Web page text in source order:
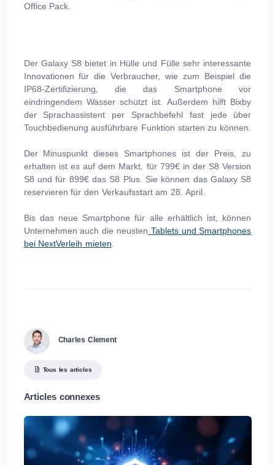
Office Pack.
Der Galaxy S8 bietet in Hülle und Fülle sehr interessante
Innovationen für die Verbraucher, wie zum Beispiel die
IP68-Zertifizierung, die das Smartphone vor
eindringendem Wasser schützt ist. Außerdem hilft Bixby
der Sprachassistent per Sprachbefehl fast jede über
Touchbedienung ausführbare Funktion starten zu können.
Der Minuspunkt dieses Smartphones ist der Preis, zu
erhalten ist es auf dem Markt, für 799€ in der S8 Version
S8 und für 899€ das S8 Plus. Sie können das Galaxy S8
reservieren für den Verkaufsstart am 28. April.
Bis das neue Smartphone für alle erhältlich ist, können
Unternehmen auch die neusten Tablets und Smartphones
bei NextVerleih mieten
Charles Clement
Tous les articles
Articles connexes